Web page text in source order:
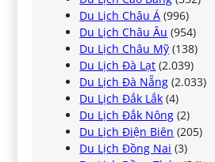
Du Lịch Châu Á (996)
Du Lịch Châu Âu (954)
Du Lịch Châu Mỹ (138)
Du Lịch Đà Lạt (2.039)
Du Lịch Đà Nẵng (2.033)
Du Lịch Đắk Lắk (4)
Du Lịch Đắk Nông (2)
Du Lịch Điện Biên (205)
Du Lịch Đồng Nai (3)